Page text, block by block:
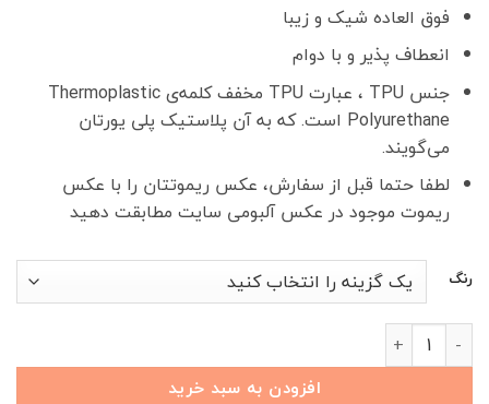
فوق العاده شیک و زیبا
انعطاف پذیر و با دوام
جنس TPU ، عبارت TPU مخفف کلمه‌ی Thermoplastic
Polyurethane است. که به آن پلاستیک پلی یورتان
می‌گویند.
لطفا حتما قبل از سفارش، عکس ریموتتان را با عکس
ریموت موجود در عکس آلبومی سایت مطابقت دهید
رنگ
کاور ریموت تیگو 7 پرو طرح آتن عدد
افزودن به سبد خرید